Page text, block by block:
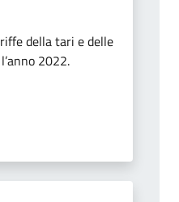
della tari e delle
2022.